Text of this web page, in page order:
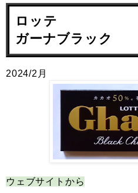
ロッテ
ガーナブラック
2024/2月
ウェブサイトから